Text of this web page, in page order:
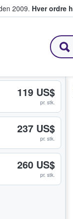
2009. Hver ordre
119 US$
pr. stk.
237 US$
pr. stk.
260 US$
pr. stk.